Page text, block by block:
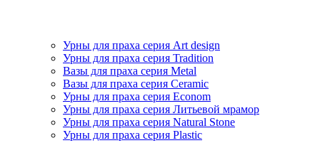
Урны для праха серия Art design
Урны для праха серия Tradition
Вазы для праха серия Metal
Вазы для праха серия Ceramic
Урны для праха серия Econom
Урны для праха серия Литьевой мрамор
Урны для праха серия Natural Stone
Урны для праха серия Plastic